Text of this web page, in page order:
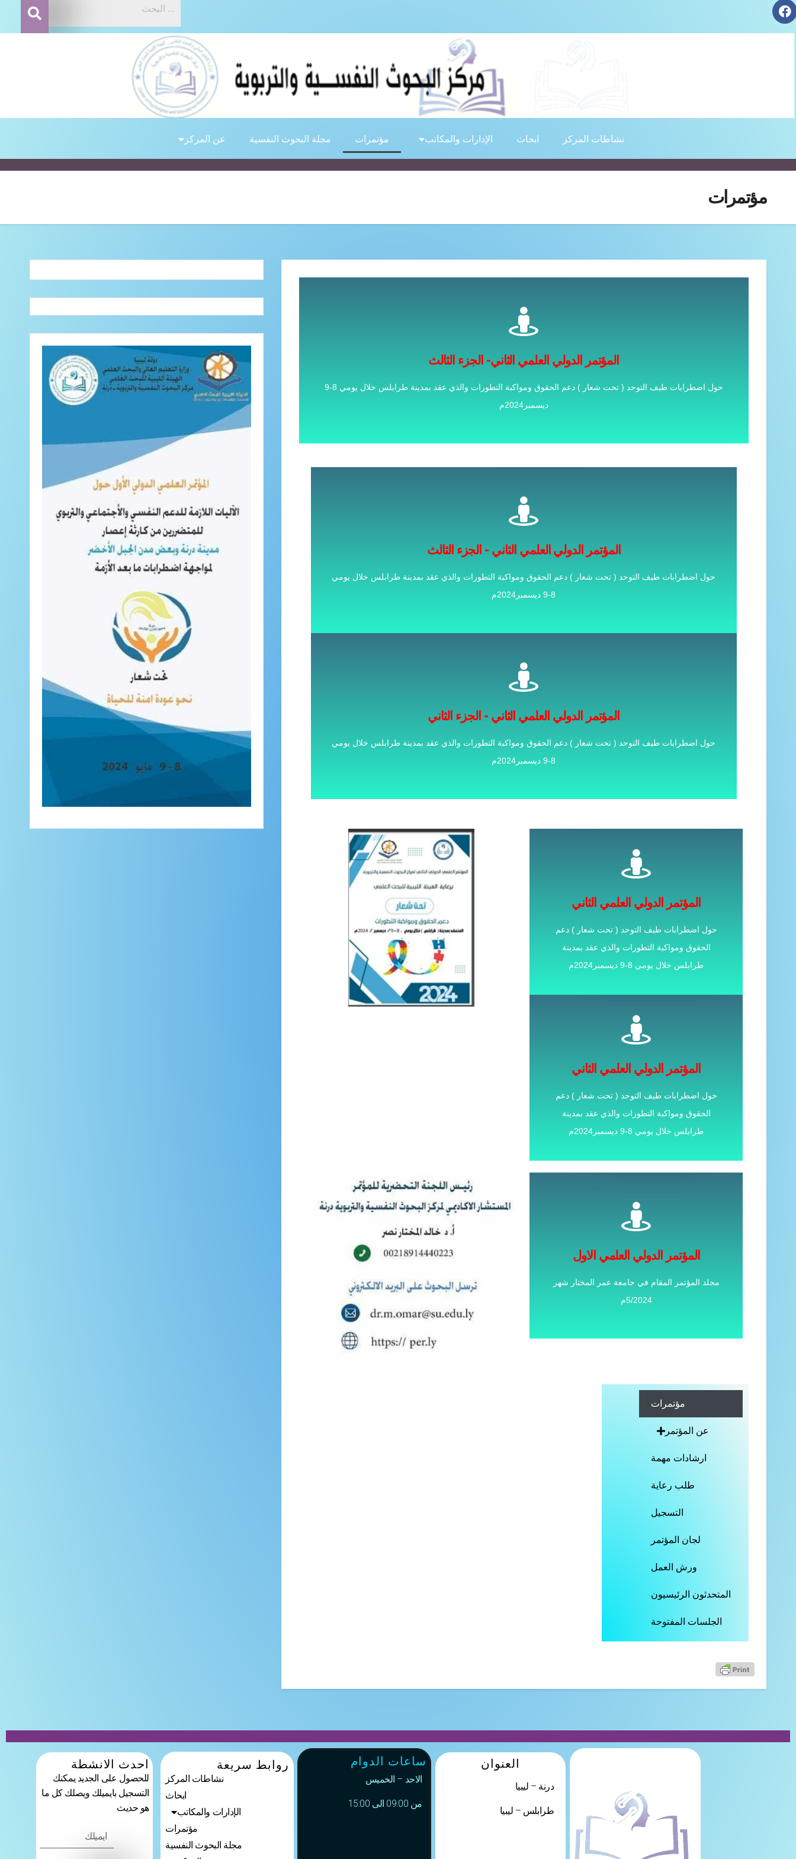
مركز البحوث النفسية
نشاطات المركز ابحاث الإدارات والمكاتب مؤتمرات مجلة البحوث النفسية عن المركز
مؤتمرات
المؤتمر الدولي العلمي الثاني- الجزء الثالث
حول اضطرابات طيف التوحد ( تحت شعار ) دعم الحقوق ومواكبة التطورات والذي عقد بمدينة طرابلس خلال يومي 8-9
ديسمبر2024م
للاطلاع على المزيد
المؤتمر الدولي العلمي الثاني - الجزء الثالث
حول اضطرابات طيف التوحد ( تحت شعار ) دعم الحقوق ومواكبة التطورات والذي عقد بمدينة طرابلس خلال يومي
8-9 ديسمبر2024م
الاوراق المقبولة للنشر
المؤتمر الدولي العلمي الثاني - الجزء الثاني
حول اضطرابات طيف التوحد ( تحت شعار ) دعم الحقوق ومواكبة التطورات والذي عقد بمدينة طرابلس خلال يومي
8-9 ديسمبر2024م
للاطلاع على المزيد
المؤتمر الدولي الثاني (الجزء الثاني) لمركز البحوث النفسية حول دعم الحقوق ومواكبة التطورات
الاوراق المقبولة للنشر
المؤتمر الدولي العلمي الثاني
حول اضطرابات طيف التوحد ( تحت شعار ) دعم
الحقوق ومواكبة التطورات والذي عقد بمدينة
طرابلس خلال يومي 8-9 ديسمبر2024م
دعم الحقوق ومواكبة التطورات
المؤتمر الدولي العلمي الثاني
حول اضطرابات طيف التوحد ( تحت شعار ) دعم
الحقوق ومواكبة التطورات والذي عقد بمدينة
طرابلس خلال يومي 8-9 ديسمبر2024م
للاطلاع على المزيد
المؤتمر الدولي الثاني لمركز البحوث النفسية حول
الاوراق المقبولة للنشر
المؤتمر الدولي العلمي الاول
مجلد المؤتمر المقام في جامعة عمر المختار شهر
5/2024م
للاطلاع على المزيد
عن المؤتمر حول الاليات اللازمة للدعم النفسي
درنة
الاوراق المقبولة للنشر
مؤتمرات
عن المؤتمر
ارشادات مهمة
طلب رعاية
التسجيل
لجان المؤتمر
ورش العمل
المتحدثون الرئيسيون
الجلسات المفتوحة
العنوان
درنة – ليبيا
طرابلس – ليبيا
ساعات الدوام
الاحد – الخميس
من 09:00 الى 15:00
روابط سريعة
نشاطات المركز
ابحاث
الإدارات والمكاتب
مؤتمرات
مجلة البحوث النفسية
احدث الانشطة
للحصول على الجديد يمكنك
التسجيل بايميلك ويصلك كل ما
هو حديث